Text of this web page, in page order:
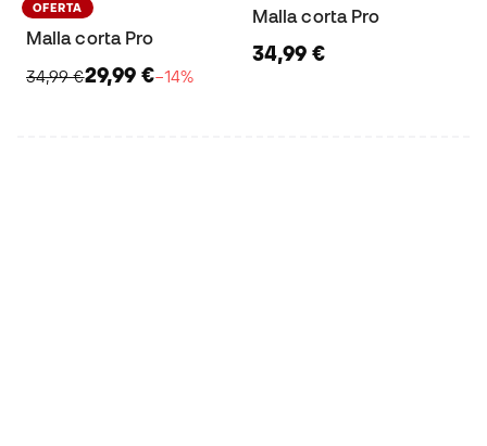
OFERTA
Malla corta Pro
34,99 €29,99 €−14%
Malla corta Pro
34,99 €